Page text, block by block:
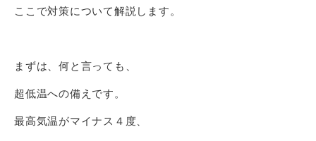
ここで対策について解説します。
まずは、何と言っても、
超低温への備えです。
最高気温がマイナス４度、